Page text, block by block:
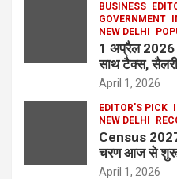
BUSINESS
GOVERNMENT
NEW DELHI
1 अप्रैल 2026
साथ टैक्स,
April 1, 2026
EDITOR'S PICK
NEW DELHI
Census
चरण आज से
April 1, 2026